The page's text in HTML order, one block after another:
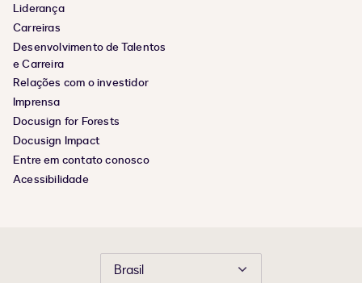
Liderança
Carreiras
Desenvolvimento de Talentos
e Carreira
Relações com o investidor
Imprensa
Docusign for Forests
Docusign Impact
Entre em contato conosco
Acessibilidade
Brasil